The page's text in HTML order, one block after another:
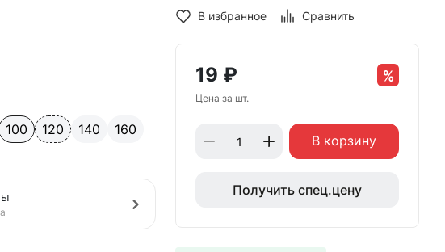
100 120 140 160
В избранное Сравнить
19 ₽
Цена за шт.
В корзину
Получить спец.цену